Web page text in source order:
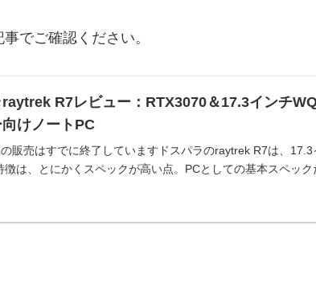
でご確認ください。
raytrek R7レビュー：RTX3070＆17.3インチ
けノートPC
販売はすでに終了していますドスパラのraytrek R7は、
徴は、とにかくスペックが高い点。PCとしての基本スペッ